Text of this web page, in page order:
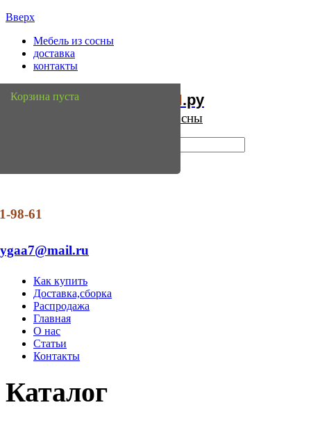
Вверх
Мебель из сосны
доставка
контакты
Мебель Сосны.ру
Интернет магазин мебели из сосны
98-61
Как купить
Доставка,сборка
Распродажа
Главная
О нас
Статьи
Контакты
Корзина пуста
Каталог